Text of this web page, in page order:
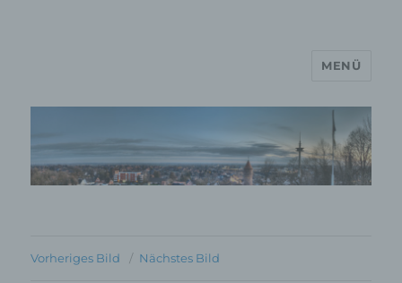
MP Mario Porten Beratung
Training Coaching
MENÜ
Vorheriges Bild Nächstes Bild